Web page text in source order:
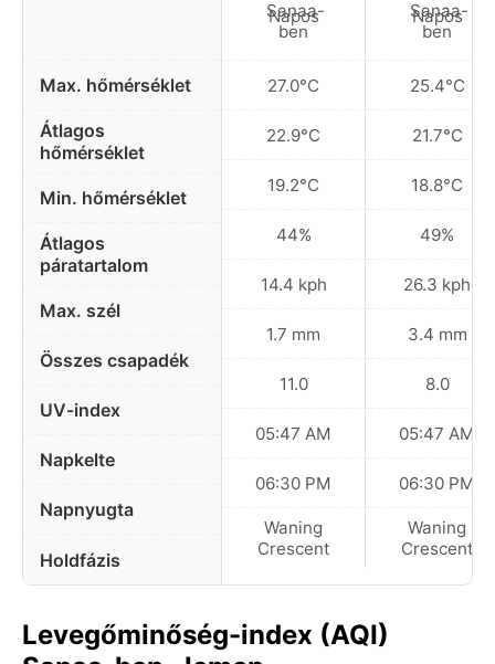
Max. hőmérséklet
Átlagos
hőmérséklet
Min. hőmérséklet
Átlagos
páratartalom
Max. szél
Összes csapadék
UV-index
Napkelte
Napnyugta
Holdfázis
Napos
27.0°C
22.9°C
19.2°C
44%
14.4 kph
1.7 mm
11.0
05:47 AM
06:30 PM
Waning
Crescent
Napos
25.4°C
21.7°C
18.8°C
49%
26.3 kph
3.4 mm
8.0
05:47 AM
06:30 PM
Waning
Crescent
Levegőminőség-index (AQI)